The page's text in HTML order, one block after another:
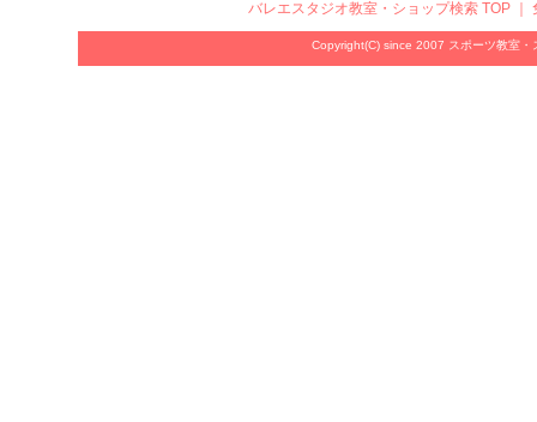
バレエスタジオ教室・ショップ検索TOP ｜
Copyright(C) since 2007 スポーツ教室・